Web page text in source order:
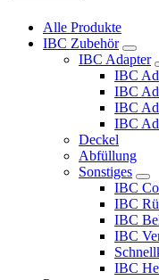
Alle Produkte
IBC Zubehör
IBC Adapter
IBC
IBC
IBC
IBC
Deckel
Abfüllung
Sonstiges
IBC
IBC
IBC
IBC
IBC